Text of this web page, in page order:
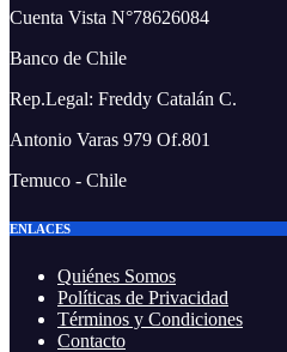
Cuenta Vista N°78626084
Banco de Chile
Rep.Legal: Freddy Catalán C.
Antonio Varas 979 Of.801
Temuco - Chile
ENLACES
Quiénes Somos
Políticas de Privacidad
Términos y Condiciones
Contacto